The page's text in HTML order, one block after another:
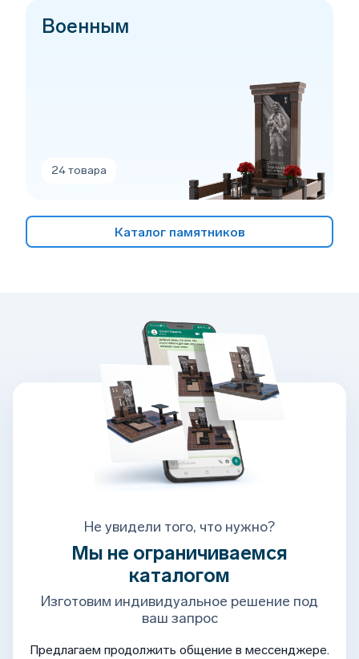
Военным
24 товара
Каталог памятников
Не увидели того, что нужно?
Мы не ограничиваемся
каталогом
Изготовим индивидуальное решение под
ваш запрос
Предлагаем продолжить общение в мессенджере.